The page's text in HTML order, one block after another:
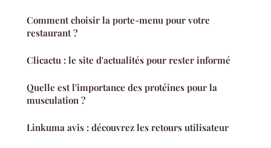
Comment choisir la porte-menu pour votre
restaurant ?
Clicactu : le site d'actualités pour rester informé
Quelle est l'importance des protéines pour la
musculation ?
Linkuma avis : découvrez les retours utilisateur